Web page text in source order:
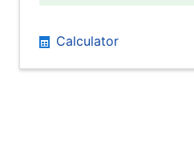
Calculator